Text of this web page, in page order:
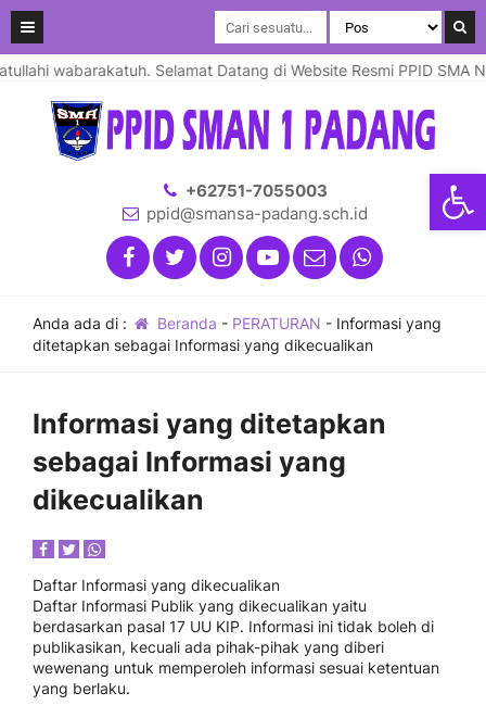
wabarakatuh. Selamat Datang di Website Resmi PPID SMA
+62751-7055003
ppid@smansa-padang.sch.id
Anda ada di : Beranda - PERATURAN - Informasi yang
ditetapkan sebagai Informasi yang dikecualikan
Informasi yang ditetapkan
sebagai Informasi yang
dikecualikan
Daftar Informasi yang dikecualikan
Daftar Informasi Publik yang dikecualikan yaitu
berdasarkan pasal 17 UU KIP. Informasi ini tidak boleh di
publikasikan, kecuali ada pihak-pihak yang diberi
wewenang untuk memperoleh informasi sesuai ketentuan
yang berlaku.